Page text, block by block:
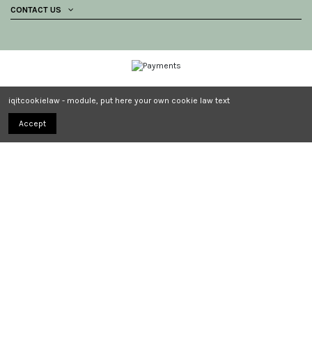
CONTACT US
iqitcookielaw - module, put here your own cookie law text
Accept